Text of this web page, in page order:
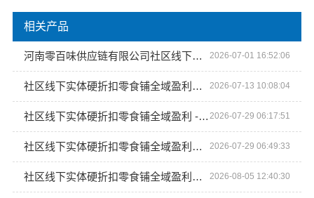
相关产品
河南零百味供应链有限公司社区线下实体硬折扣零食铺全域盈利 2026-07-01 16:52:06
社区线下实体硬折扣零食铺全域盈利：河南零百味供应链有限公司 2026-07-13 10:08:04
社区线下实体硬折扣零食铺全域盈利 - 河南零百味供应链有限公司 2026-07-29 06:17:51
社区线下实体硬折扣零食铺全域盈利：河南零百味供应链有限公司 2026-07-29 06:49:33
社区线下实体硬折扣零食铺全域盈利，河南零百味供应链有限公司整店输出模式 2026-08-05 12:40:30